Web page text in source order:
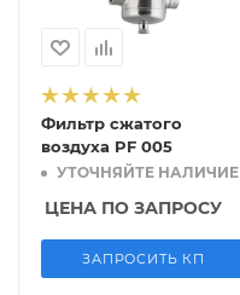
Фильтр сжатого
воздуха PF 005
УТОЧНЯЙТЕ НАЛИЧИЕ
ЦЕНА ПО ЗАПРОСУ
ЗАПРОСИТЬ КП